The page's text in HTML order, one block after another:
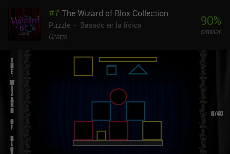
#7The Wizard of Blox Collection
Puzzle
Basado en la física
Gratis
90%
similar